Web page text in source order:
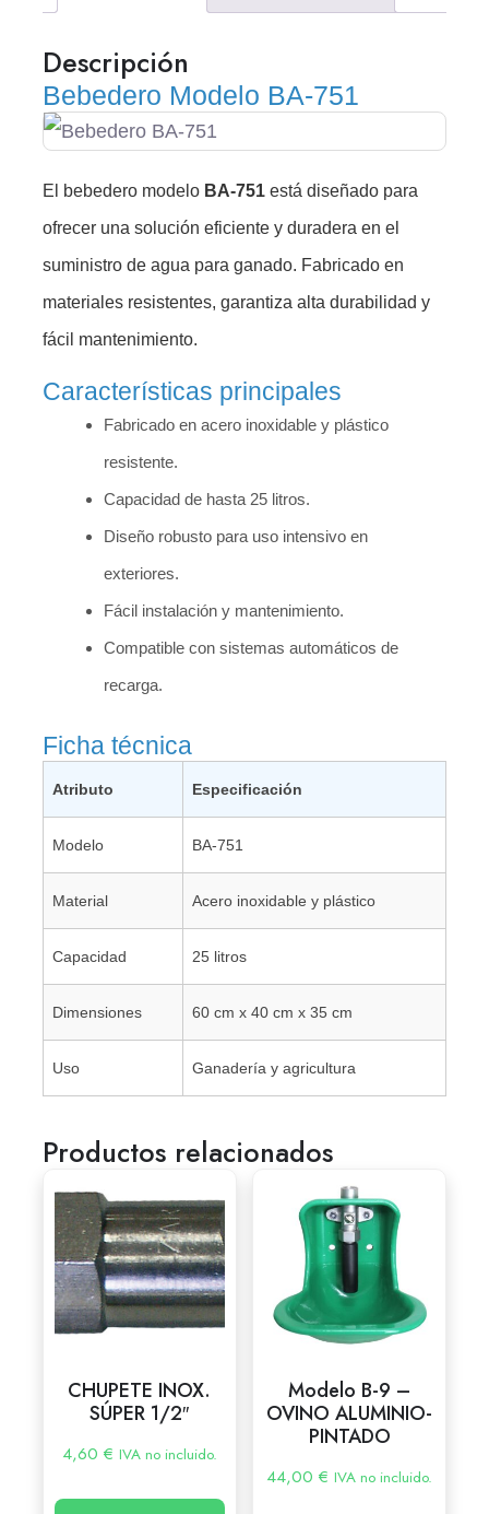
Descripción
Bebedero Modelo BA-751
El bebedero modelo BA-751 está diseñado para
ofrecer una solución eficiente y duradera en el
suministro de agua para ganado. Fabricado en
materiales resistentes, garantiza alta durabilidad y
fácil mantenimiento.
Características principales
Fabricado en acero inoxidable y plástico
resistente.
Capacidad de hasta 25 litros.
Diseño robusto para uso intensivo en
exteriores.
Fácil instalación y mantenimiento.
Compatible con sistemas automáticos de
recarga.
Ficha técnica
Atributo Especificación
Modelo BA-751
Material Acero inoxidable y plástico
Capacidad 25 litros
Dimensiones 60 cm x 40 cm x 35 cm
Uso Ganadería y agricultura
Productos relacionados
CHUPETE INOX.
SÚPER 1/2″
4,60 € IVA no incluido.
Modelo B-9 –
OVINO ALUMINIO-
PINTADO
44,00€ IVA no incluido.